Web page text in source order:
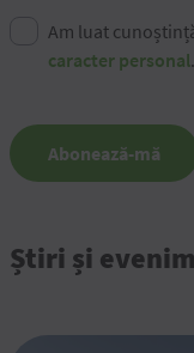
Am luat
caracter personal.
Abonează-mă
Știri și